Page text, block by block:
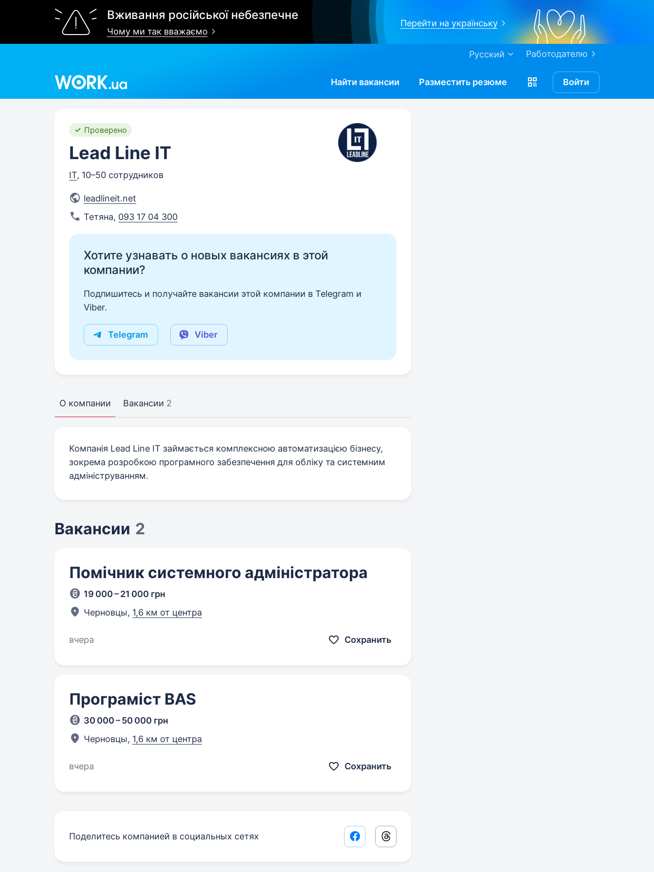
Вживання російської небезпечне
Чому ми так вважаємо
Перейти на українську
Работодателю
Русский
Найти вакансии Разместить резюме Войти
Проверено
Lead Line IT
IT, 10–50 сотрудников
leadlineit.net
Тетяна, 093 17 04 300
Хотите узнавать о новых вакансиях в этой
компании?
Подпишитесь и получайте вакансии этой компании в Telegram и
Viber.
Telegram Viber
О компании Вакансии 2
Компанія Lead Line IT займається комплексною автоматизацією бізнесу,
зокрема розробкою програмного забезпечення для обліку та системним
адмініструванням.
Вакансии 2
Помічник системного адміністратора
19 000 – 21 000 грн
Черновцы, 1,6 км от центра
вчера Сохранить
Програміст BAS
30 000 – 50 000 грн
Черновцы, 1,6 км от центра
вчера Сохранить
Поделитесь компанией в социальных сетях Facebook share link
Threads share link